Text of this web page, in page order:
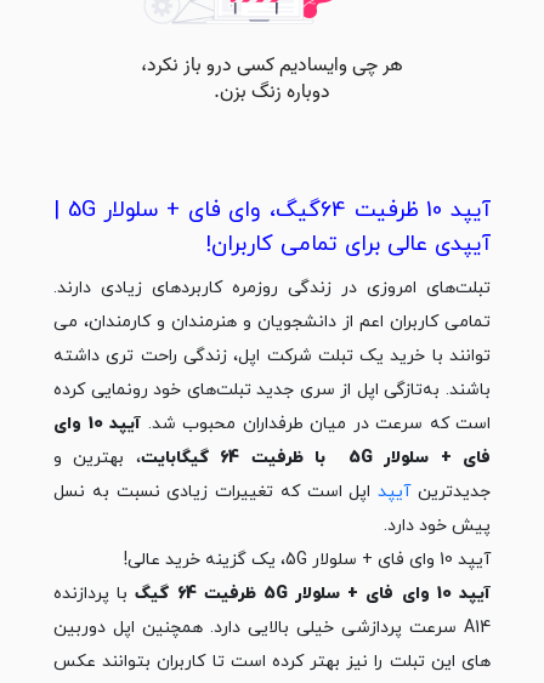
آیپد 10 ظرفیت 64گیگ، وای فای + سلولار 5G |
آیپدی عالی برای تمامی کاربران!
تبلت‌های امروزی در زندگی روزمره کاربردهای زیادی دارند.
تمامی کاربران اعم از دانشجویان و هنرمندان و کارمندان، می
توانند با خرید یک تبلت شرکت اپل، زندگی راحت تری داشته
باشند. به‌تازگی اپل از سری جدید تبلت‌های خود رونمایی کرده
است که سرعت در میان طرفداران محبوب شد.
آیپد 10 وای
فای + سلولار 5G با ظرفیت 64 گیگابایت
، بهترین و
جدیدترینآیپداپل است که تغییرات زیادی نسبت به نسل
پیش خود دارد.
آیپد 10 وای فای + سلولار 5G، یک گزینه خرید عالی!
آیپد 10 وای فای + سلولار 5G ظرفیت 64 گیگ
با پردازنده
A14 سرعت پردازشی خیلی بالایی دارد. همچنین اپل دوربین
های این تبلت را نیز بهتر کرده است تا کاربران بتوانند عکس